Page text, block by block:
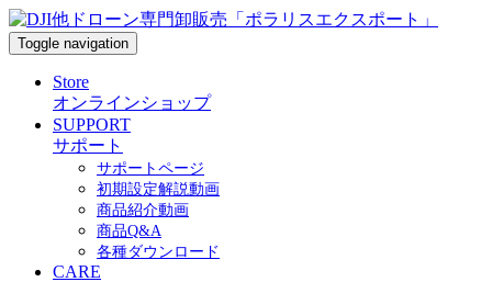
Toggle navigation
Store
オンラインショップ
SUPPORT
サポート
サポートページ
初期設定解説動画
商品紹介動画
商品Q&A
各種ダウンロード
CARE